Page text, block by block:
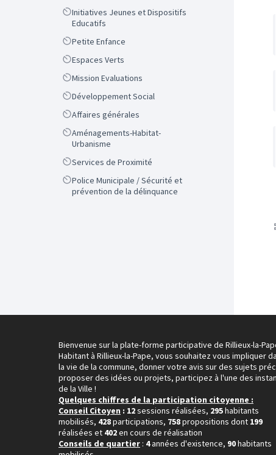
Scope
Initiatives Jeunes et Dispositifs
Educatifs
ScopePetite Enfance
ScopeEspaces Verts
ScopeMission Evaluations
ScopeDéveloppement Social
ScopeAffaires générales
Scope
Aménagements-Habitat-
Urbanisme
ScopeServices de Proximité
Scope
Police Municipale / Sécurité et
prévention de la délinquance
Bienvenue sur la plate-forme participative de Rillieux-la-
Habitant à Rillieux-la-Pape, vous souhaitez vous impliquer
la vie de la commune, donner votre avis sur des sujets
proposer des idées ou projets, participez à l'une des
de la Ville !
Quelques chiffres de la participation citoyenne :
Conseil Citoyen : 12sessions réalisées, 295habitants
mobilisés, 428participations, 758propositions dont 199
réalisées et 402en cours de réalisation
Conseils de quartier : 4années d'existence, 90habitants